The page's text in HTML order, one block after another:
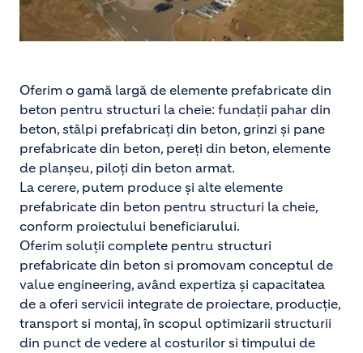
Oferim o gamă largă de elemente prefabricate din
beton pentru structuri la cheie: fundații pahar din
beton, stâlpi prefabricați din beton, grinzi și pane
prefabricate din beton, pereți din beton, elemente
de planșeu, piloți din beton armat.
La cerere, putem produce și alte elemente
prefabricate din beton pentru structuri la cheie,
conform proiectului beneficiarului.
Oferim soluții complete pentru structuri
prefabricate din beton si promovam conceptul de
value engineering, având expertiza și capacitatea
de a oferi servicii integrate de proiectare, producție,
transport si montaj, în scopul optimizarii structurii
din punct de vedere al costurilor si timpului de